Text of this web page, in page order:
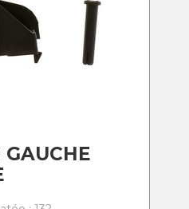
GAUCHE